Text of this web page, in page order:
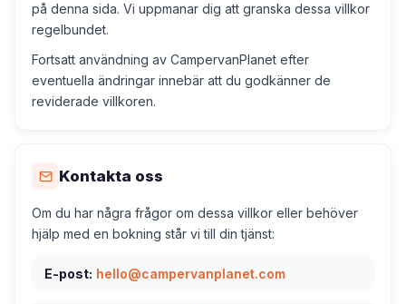
på denna sida. Vi uppmanar dig att granska dessa villkor
regelbundet.
Fortsatt användning av CampervanPlanet efter
eventuella ändringar innebär att du godkänner de
reviderade villkoren.
Kontakta oss
Om du har några frågor om dessa villkor eller behöver
hjälp med en bokning står vi till din tjänst:
E-post: hello@campervanplanet.com